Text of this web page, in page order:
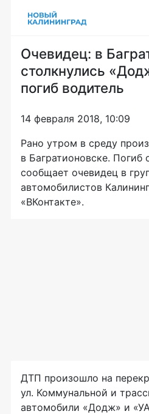
Очевидец: в
столкнулись
погиб водитель
14 февраля 2018, 10:09
Рано утром в среду
в Багратионовске. Погиб
сообщает очевидец в
автомобилистов
«ВКонтакте».
ДТП произошло на
ул. Коммунальной и
автомобили «Додж» и